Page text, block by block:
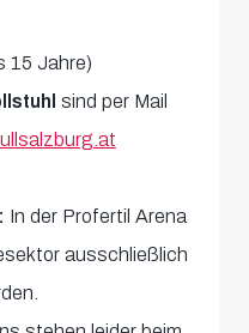
15 Jahre)
sind per Mail
In der Profertil Arena
ausschließlich